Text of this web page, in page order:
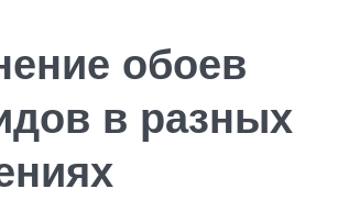
обоев
в разных